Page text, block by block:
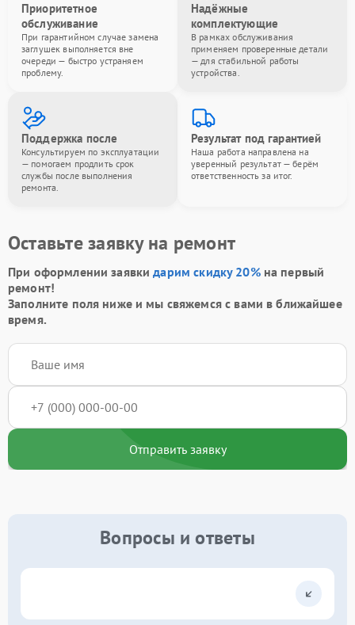
Приоритетное
обслуживание
При гарантийном случае замена
заглушек выполняется вне
очереди — быстро устраняем
проблему.
Надёжные
комплектующие
В рамках обслуживания
применяем проверенные детали
— для стабильной работы
устройства.
Поддержка после
Консультируем по эксплуатации
— помогаем продлить срок
службы после выполнения
ремонта.
Результат под гарантией
Наша работа направлена на
уверенный результат — берём
ответственность за итог.
Оставьте заявку на ремонт
При оформлении заявкидарим скидку 20%на первый
ремонт!
Заполните поля ниже и мы свяжемся с вами в ближайшее
время.
Отправить заявку
Вопросы и ответы